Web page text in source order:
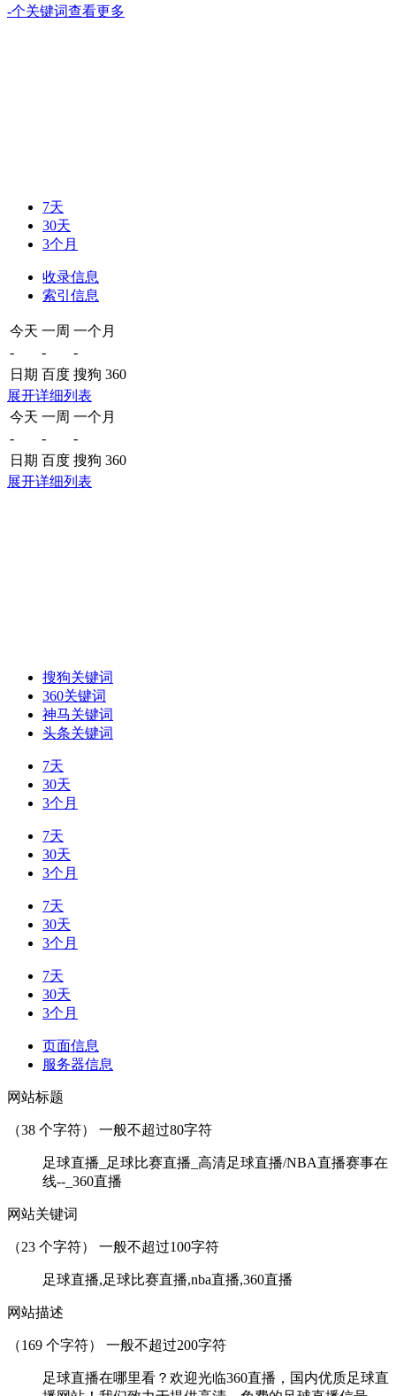
-个关键词查看更多
7天
30天
3个月
收录信息
索引信息
今天 一周 一个月
-
-
-
日期 百度 搜狗 360
展开详细列表
今天 一周 一个月
-
-
-
日期 百度 搜狗 360
展开详细列表
搜狗关键词
360关键词
神马关键词
头条关键词
7天
30天
3个月
7天
30天
3个月
7天
30天
3个月
7天
30天
3个月
页面信息
服务器信息
网站标题
（38 个字符） 一般不超过80字符
足球直播_足球比赛直播_高清足球直播/NBA直播赛事在
线--_360直播
网站关键词
（23 个字符） 一般不超过100字符
足球直播,足球比赛直播,nba直播,360直播
网站描述
（169 个字符） 一般不超过200字符
足球直播在哪里看？欢迎光临360直播，国内优质足球直